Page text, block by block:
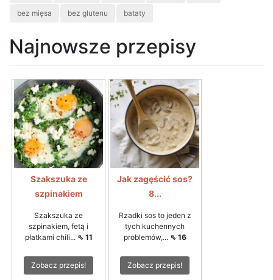
bez mięsa bez glutenu bataty
Najnowsze przepisy
Szakszuka ze
szpinakiem
Szakszuka ze
szpinakiem, fetą i
płatkami chili... ⇖ 11
Zobacz przepis!
Jak zagęścić sos?
8...
Rzadki sos to jeden z
tych kuchennych
problemów,... ⇖ 16
Zobacz przepis!